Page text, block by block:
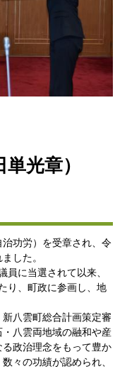
光章）
功労）を受章され、令
した。
に当選されて以来、
り、町政に参画し、地
八雲町総合計画策定審
八雲両地域の融和や産
政治理念をもって豊か
々の功績が認められ、